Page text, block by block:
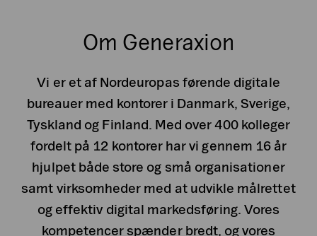
Om Generaxion
Vi er et af Nordeuropas førende digitale
bureauer med kontorer i Danmark, Sverige,
Tyskland og Finland. Med over 400 kolleger
fordelt på 12 kontorer har vi gennem 16 år
hjulpet både store og små organisationer
samt virksomheder med at udvikle målrettet
og effektiv digital markedsføring. Vores
kompetencer spænder bredt, og vores